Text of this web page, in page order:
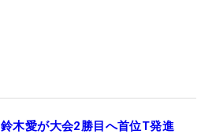
鈴木愛が大会2勝目へ首位T発進